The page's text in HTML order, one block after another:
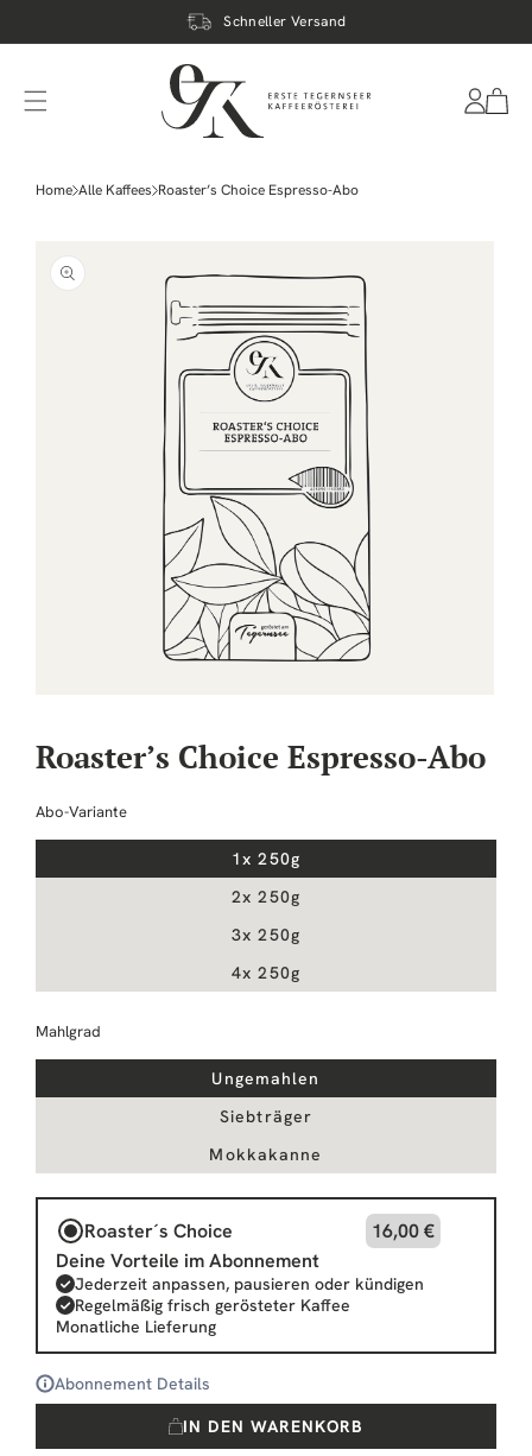
Schneller Versand
Einloggen
Home Alle Kaffees Roaster’s Choice Espresso-Abo
Modal
öffnen
Roaster’s Choice Espresso-Abo
Abo-Variante
1x 250g
2x 250g
3x 250g
4x 250g
Mahlgrad
Ungemahlen
Siebträger
Mokkakanne
Roaster´s Choice
16,00 €
Deine Vorteile im Abonnement
Jederzeit anpassen, pausieren oder kündigen
Regelmäßig frisch gerösteter Kaffee
Monatliche Lieferung
Abonnement Details
IN DEN WARENKORB